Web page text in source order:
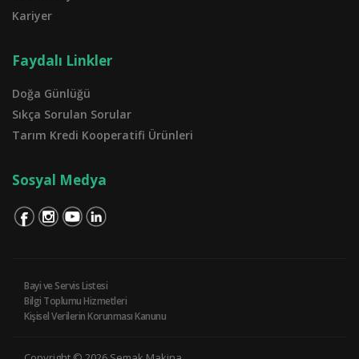
Kariyer
Faydalı Linkler
Doğa Günlüğü
Sıkça Sorulan Sorular
Tarım Kredi Kooperatifi Ürünleri
Sosyal Medya
Bayi ve Servis Listesi
Bilgi Toplumu Hizmetleri
Kişisel Verilerin Korunması Kanunu